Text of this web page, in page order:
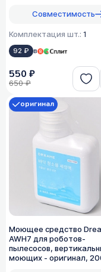
Совместимость
Комплектация шт.: 1
92 ₽ в
550 ₽
650 ₽
Моющее средство
AWH7 для роботов-
пылесосов,
моющих - оригинал,
оригинал